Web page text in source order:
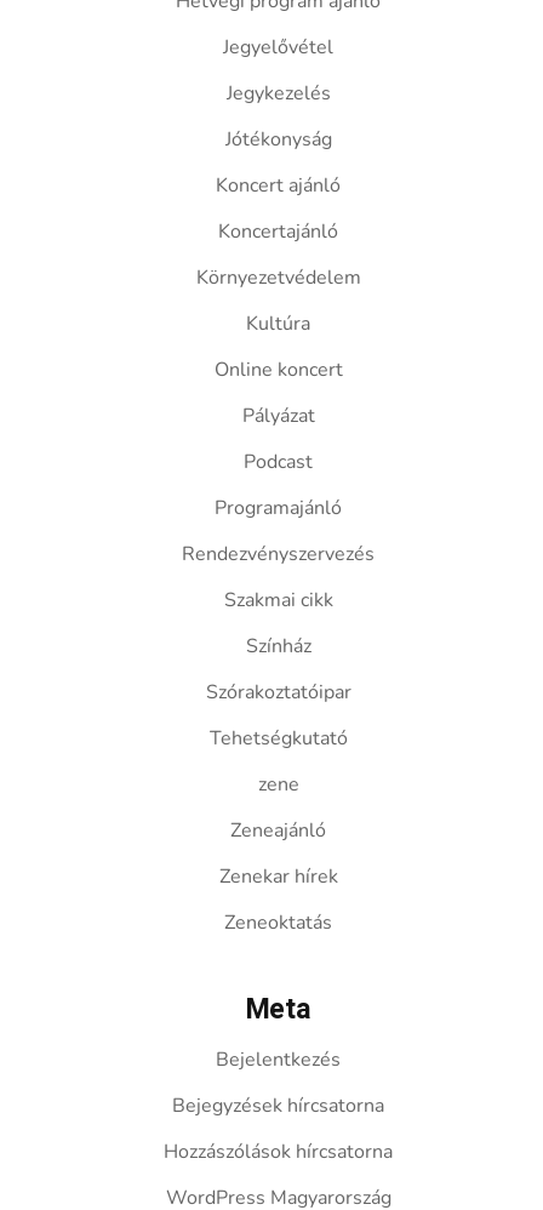
Jegyelővétel
Jegykezelés
Jótékonyság
Koncert ajánló
Koncertajánló
Környezetvédelem
Kultúra
Online koncert
Pályázat
Podcast
Programajánló
Rendezvényszervezés
Szakmai cikk
Színház
Szórakoztatóipar
Tehetségkutató
zene
Zeneajánló
Zenekar hírek
Zeneoktatás
Meta
Bejelentkezés
Bejegyzések hírcsatorna
Hozzászólások hírcsatorna
WordPress Magyarország